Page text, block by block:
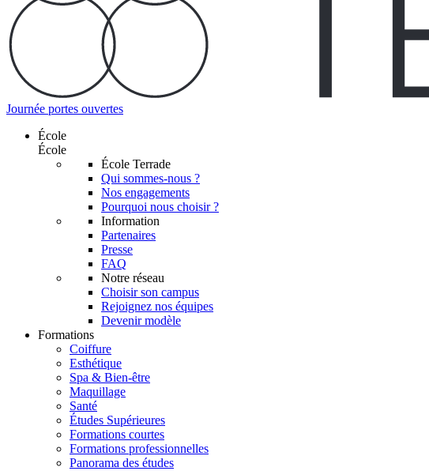
Journée portes ouvertes
École
École
École Terrade
Qui sommes-nous ?
Nos engagements
Pourquoi nous choisir ?
Information
Partenaires
Presse
FAQ
Notre réseau
Choisir son campus
Rejoignez nos équipes
Devenir modèle
Formations
Coiffure
Esthétique
Spa & Bien-être
Maquillage
Santé
Études Supérieures
Formations courtes
Formations professionnelles
Panorama des études